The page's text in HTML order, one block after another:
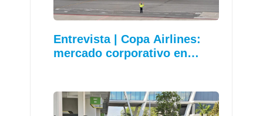
Entrevista | Copa Airlines:
mercado corporativo en…